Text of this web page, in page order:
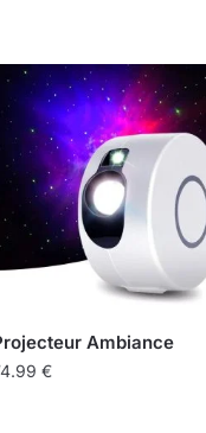
plusieurs
variations.
Les
options
peuvent
Ambiance
€